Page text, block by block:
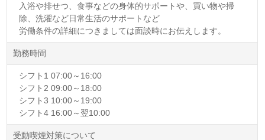
入浴や排せつ、食事などの身体的サポートや、買い物や掃
除、洗濯など日常生活のサポートなど
労働条件の詳細につきましては面談時にお伝えします。
勤務時間
シフト1 07:00～16:00
シフト2 09:00～18:00
シフト3 10:00～19:00
シフト4 16:00～翌10:00
受動喫煙対策について